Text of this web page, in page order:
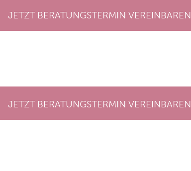
JETZT BERATUNGSTERMIN VEREINBAREN
JETZT BERATUNGSTERMIN VEREINBAREN